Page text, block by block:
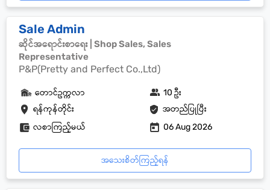
Sale Admin
ဆိုင်အရောင်းစာရေး | Shop Sales, Sales
Representative
P&P(Pretty and Perfect Co.,Ltd)
ရန်ကုန်တိုင်း အတည်ပြုပြီး
တောင်ဥက္ကလာ 10 ဦး
လစာကြည့်မယ် 06 Aug 2026
အသေးစိတ်ကြည့်ရန်